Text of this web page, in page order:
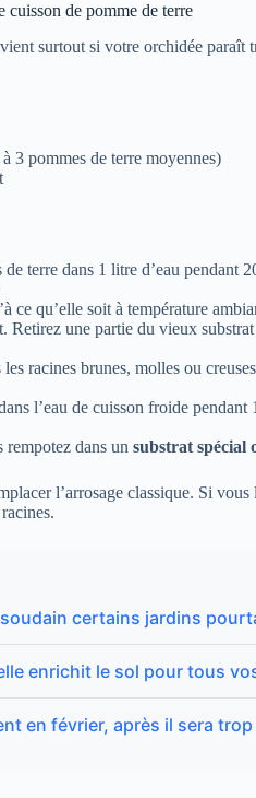
cuisson de pomme de terre
surtout si votre orchidée paraît
3 pommes de terre moyennes)
terre dans 1 litre d’eau pendant
ce qu’elle soit à température
Retirez une partie du vieux
racines brunes, molles ou
l’eau de cuisson froide
rempotez dans un substrat spécial
l’arrosage classique. Si
certains jardins
enrichit le sol pour tous
en février, après il sera